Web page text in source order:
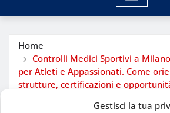
Gestisci la tua
Home
Controlli Medici Sportivi a
per Atleti e Appassionati. Come
strutture, certificazioni e